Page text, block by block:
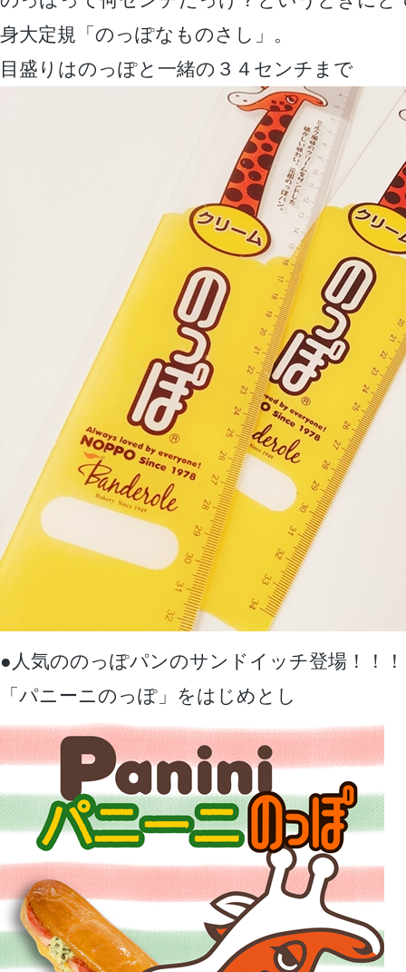
身大定規「のっぽなものさし」。
目盛りはのっぽと一緒の３４センチまで
●人気ののっぽパンのサンドイッチ登場！！！
「パニーニのっぽ」をはじめとし